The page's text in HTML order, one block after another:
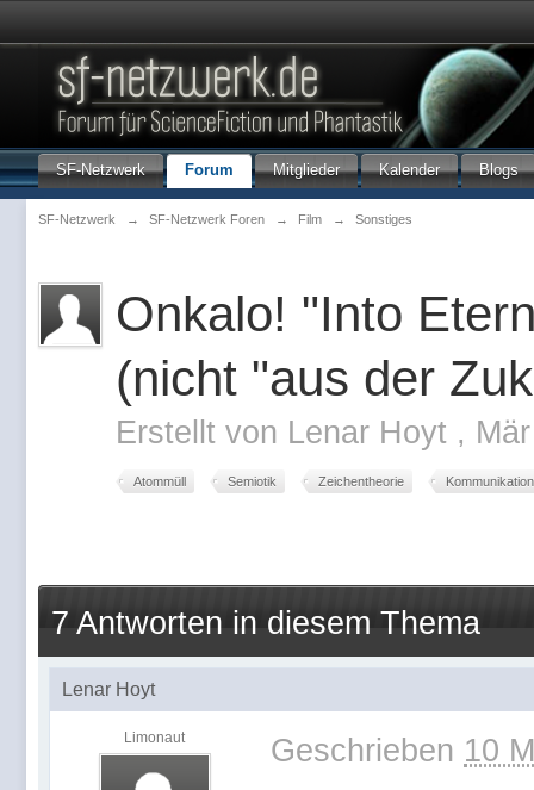
SF-Netzwerk Forum Mitglieder Kalender Blogs
SF-Netzwerk → SF-Netzwerk Foren → Film → Sonstiges
Onkalo! "Into
(nicht "aus der
Erstellt von Lenar Hoyt ,
Atommüll Semiotik Zeichentheorie Kommunikation
7 Antworten in diesem Thema
Lenar Hoyt
Limonaut Geschrieben 10